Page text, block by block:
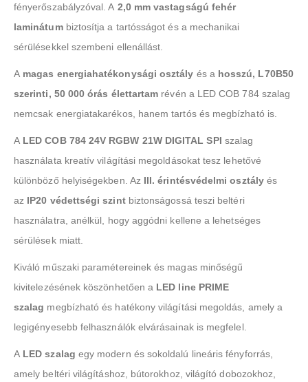
fényerőszabályzóval. A 2,0 mm vastagságú fehér
laminátumbiztosítja a tartósságot és a mechanikai
sérülésekkel szembeni ellenállást.
A magas energiahatékonysági osztály és a hosszú, L70B50
szerinti, 50 000 órás élettartam révén a LED COB 784 szalag
nemcsak energiatakarékos, hanem tartós és megbízható is.
A LED COB 784 24V RGBW 21W DIGITAL SPI szalag
használata kreatív világítási megoldásokat tesz lehetővé
különböző helyiségekben. Az III. érintésvédelmi osztályés
az IP20 védettségi szintbiztonságossá teszi beltéri
használatra, anélkül, hogy aggódni kellene a lehetséges
sérülések miatt.
Kiváló műszaki paramétereinek és magas minőségű
kivitelezésének köszönhetően a LED line PRIME
szalag megbízható és hatékony világítási megoldás, amely a
legigényesebb felhasználók elvárásainak is megfelel.
A LED szalag egy modern és sokoldalú lineáris fényforrás,
amely beltéri világításhoz, bútorokhoz, világító dobozokhoz,